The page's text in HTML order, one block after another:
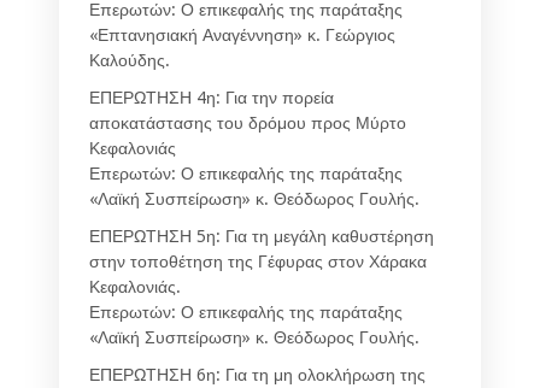
Επερωτών: Ο επικεφαλής της παράταξης
«Επτανησιακή Αναγέννηση» κ. Γεώργιος
Καλούδης.
ΕΠΕΡΩΤΗΣΗ 4η: Για την πορεία
αποκατάστασης του δρόμου προς Μύρτο
Κεφαλονιάς
Επερωτών: Ο επικεφαλής της παράταξης
«Λαϊκή Συσπείρωση» κ. Θεόδωρος Γουλής.
ΕΠΕΡΩΤΗΣΗ 5η: Για τη μεγάλη καθυστέρηση
στην τοποθέτηση της Γέφυρας στον Χάρακα
Κεφαλονιάς.
Επερωτών: Ο επικεφαλής της παράταξης
«Λαϊκή Συσπείρωση» κ. Θεόδωρος Γουλής.
ΕΠΕΡΩΤΗΣΗ 6η: Για τη μη ολοκλήρωση της